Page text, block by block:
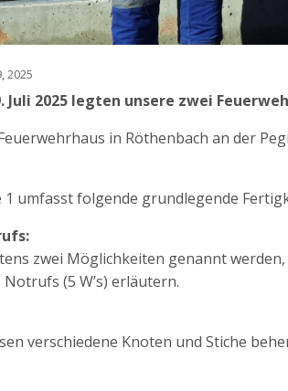
2025
Juli 2025 legten unsere zwei
in Röthenbach an der
umfasst folgende grundlegende
zwei Möglichkeiten genannt
(5 W’s) erläutern.
verschiedene Knoten und Stiche